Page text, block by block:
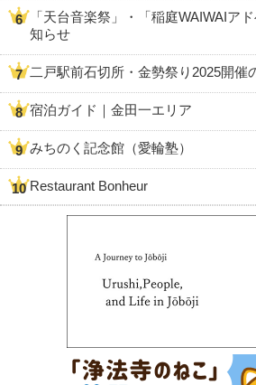
「天台音楽祭」・「稲庭WAIWAI
知らせ
二戸駅前石切所・金勢祭り2025開催
宿泊ガイド｜金田一エリア
みちのく記念館（愛輪塾）
Restaurant Bonheur